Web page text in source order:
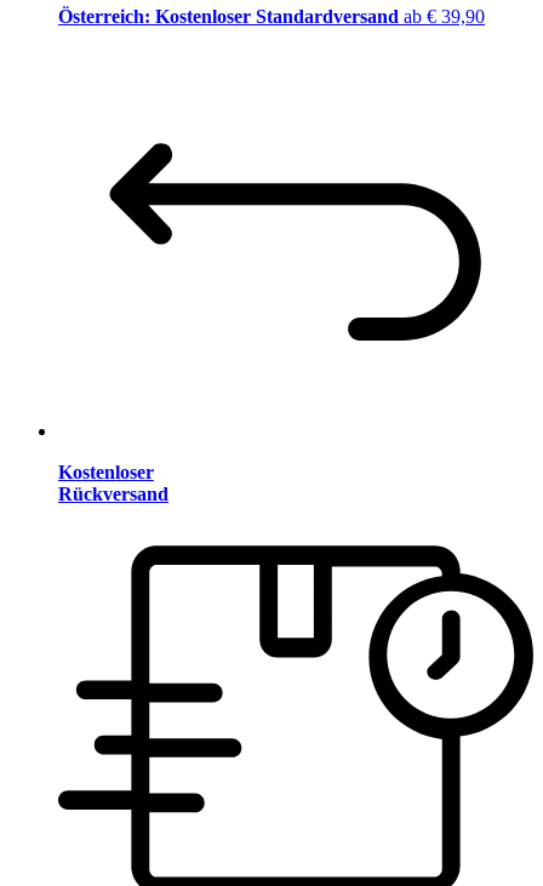
Österreich: Kostenloser Standardversand ab € 39,90
Kostenloser
Rückversand